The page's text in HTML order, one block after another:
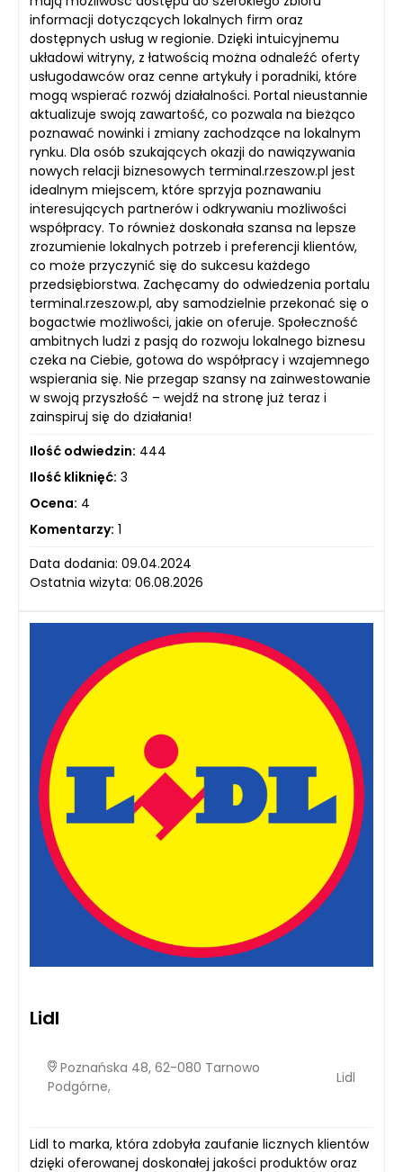
informacji dotyczących lokalnych firm oraz
dostępnych usług w regionie. Dzięki intuicyjnemu
układowi witryny, z łatwością można odnaleźć oferty
usługodawców oraz cenne artykuły i poradniki, które
mogą wspierać rozwój działalności. Portal nieustannie
aktualizuje swoją zawartość, co pozwala na bieżąco
poznawać nowinki i zmiany zachodzące na lokalnym
rynku. Dla osób szukających okazji do nawiązywania
nowych relacji biznesowych terminal.rzeszow.pl jest
idealnym miejscem, które sprzyja poznawaniu
interesujących partnerów i odkrywaniu możliwości
współpracy. To również doskonała szansa na lepsze
zrozumienie lokalnych potrzeb i preferencji klientów,
co może przyczynić się do sukcesu każdego
przedsiębiorstwa. Zachęcamy do odwiedzenia portalu
terminal.rzeszow.pl, aby samodzielnie przekonać się o
bogactwie możliwości, jakie on oferuje. Społeczność
ambitnych ludzi z pasją do rozwoju lokalnego biznesu
czeka na Ciebie, gotowa do współpracy i wzajemnego
wspierania się. Nie przegap szansy na zainwestowanie
w swoją przyszłość – wejdź na stronę już teraz i
zainspiruj się do działania!
Ilość odwiedzin: 444
Ilość kliknięć: 3
Ocena: 4
Komentarzy: 1
Data dodania: 09.04.2024
Ostatnia wizyta: 06.08.2026
Lidl
Poznańska 48, 62-080 Tarnowo
Podgórne,
Lidl
Lidl to marka, która zdobyła zaufanie licznych klientów
dzięki oferowanej doskonałej jakości produktów oraz